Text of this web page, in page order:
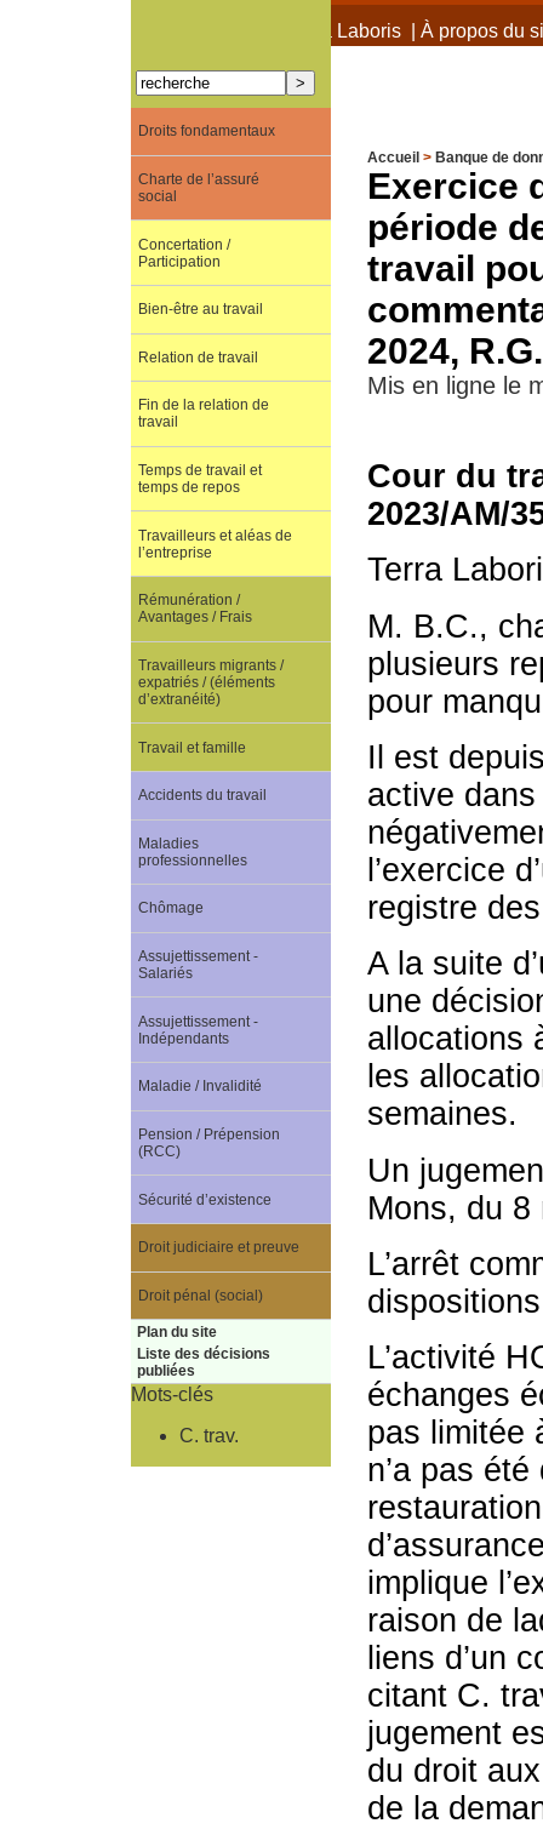
À propos de Terra Laboris| À propos du
Accueil > Banque de
Exercice
période
travail
2024,
Mis en ligne le
Cour du
2023/AM/
Terra
M. B.C.,
plusieurs
pour
Il est
active
l’exercice
registre
A la suite
une
allocations
les
semaines.
Un
Mons, du
L’arrêt
L’activité
échanges
pas limitée
n’a pas
implique
raison de
liens d’un
citant C.
jugement
du droit
de la
Droits fondamentaux
Charte de l’assuré
social
Concertation /
Participation
Bien-être au travail
Relation de travail
Fin de la relation de
travail
Temps de travail et
temps de repos
Travailleurs et aléas de
l’entreprise
Rémunération /
Avantages / Frais
Travailleurs migrants /
expatriés / (éléments
d’extranéité)
Travail et famille
Accidents du travail
Maladies
professionnelles
Chômage
Assujettissement -
Salariés
Assujettissement -
Indépendants
Maladie / Invalidité
Pension / Prépension
(RCC)
Sécurité d’existence
Droit judiciaire et preuve
Droit pénal (social)
Plan du site
Liste des décisions
publiées
Mots-clés
C. trav.